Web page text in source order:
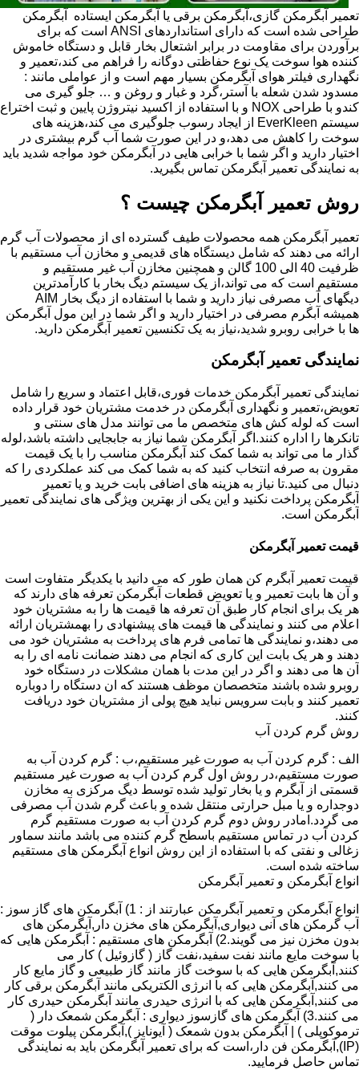
تعمیر آبگرمکن گازی،آبگرمکن برقی یا آبگرمکن ایستاده ​ آبگرمکن
طراحی شده است که دارای استانداردهای ANSI است که برای
برآوردن برای مقاومت در برابر اشتعال بخار قابل و دستگاه خاموش
کننده هوا سوخت یک نوع حفاظتی دوگانه را فراهم می کند،تعمیر و
نگهداری فیلتر هوای آبگرمکن بسیار مهم است و از عواملی مانند :
مسدود شدن شعله با آستر،گرد و غبار و روغن و … جلو گیری می
کندو با طراحی NOX و با استفاده از اکسید نیتروژن پایین و ثبت اختراع
سیستم EverKleen از ایجاد رسوب جلوگیری می کند،هزینه های
سوخت را کاهش می دهد،و در این صورت شما آب گرم بیشتری در
اختیار دارید و اگر شما با خرابی هایی در آبگرمکن خود مواجه شدید باید
به نمایندگی تعمیر آبگرمکن تماس بگیرید.
روش تعمیر آبگرمکن چیست ؟
تعمیر آبگرمکن همه محصولات طیف گسترده ای از محصولات آب گرم
ارائه می دهند که شامل دیستگاه های قدیمی و مخازن آب مستقیم با
ظرفیت 40 الی 100 گالن و همچنین مخازن آب غیر مستقیم و
مستقیم است که می تواند،از یک سیستم دیگ بخار با کارآمدترین
دیگهای آب مصرفی نیاز دارید و شما با استفاده از دیگ بخار AIM
همیشه آبگرم مصرفی در اختیار دارید و اگر شما در این مول آبگرمکن
ها با خرابی روبرو شدید،نیاز به یک تکنسین تعمیر آبگرمکن دارید.
نمایندگی تعمیر آبگرمکن
نمایندگی تعمیر آبگرمکن خدمات فوری،قابل اعتماد و سریع را شامل
تعویض،تعمیر و نگهداری آبگرمکن در خدمت مشتریان خود قرار داده
است که لوله کش های متخصص ما می توانند مدل های سنتی و
تانکرها را اداره کنند.اگر آبگرمکن شما نیاز به جابجایی داشته باشد،لوله
گذار ما می تواند به شما کمک کند آبگرمکن مناسب را با یک قیمت
مقرون به صرفه انتخاب کنید که به شما کمک می کند عملکردی را که
دنبال می کنید.تا نیاز به هزینه های اضافی بابت خرید و یا تعمیر
آبگرمکن پرداخت نکنید و این یکی از بهترین ویژگی های نمایندگی تعمیر
آبگرمکن است.
قیمت تعمیر آبگرمکن
قیمت تعمیر آبگرم کن همان طور که می دانید با یکدیگر متفاوت است
و آن ها بابت تعمیر و یا تعویض قطعات آبگرمکن تعرفه های دارند که
هر یک برای انجام کار طبق آن تعرفه ها قیمت ها را به مشتریان خود
اعلام می کنند و نمایندگی ها قیمت های پیشنهادی را بهمشتریان ارائه
می دهند،و نمایندگی ها تمامی فرم های پرداخت به مشتریان خود می
دهند و هر یک بابت این کاری که انجام می دهند ضمانت نامه ای را به
آن ها می دهند و اگر در این مدت با همان مشکلات در دستگاه خود
روبرو شده باشند متخصصان موظف هستند که ان دستگاه را دوباره
تعمیر کنند و بابت سرویس نباید هیچ پولی از مشتریان خود دریافت
کنند.
روش گرم کردن آب
الف : گرم کردن آب به صورت غیر مستقیم،ب : گرم کردن آب به
صورت مستقیم،در روش اول گرم کردن آب به صورت غیر مستقیم
قسمتی از آبگرم و یا بخار تولید شده توسط دیگ مرکزی به مخازن
دوجداره و یا مبل حرارتی منتقل شده و باعث گرم شدن آب مصرفی
می گردد.امادر روش دوم گرم کردن آب به صورت مستقیم گرم
کردن آب در تماس مستقیم باسطح گرم کننده می باشد مانند سماور
زغالی و نفتی که با استفاده از این روش انواع آبگرمکن های مستقیم
ساخته شده است.
انواع آبگرمکن و تعمیر آبگرمکن
انواع آبگرمکن و تعمیر آبگرمکن عبارتند از : 1) آبگرمکن های گاز سوز :
آب گرمکن های آنی دیواری,آبگرمکن های مخزن دار,آبگرمکن های
بدون مخزن نیز می گویند.2) آبگرمکن های مستقیم : آبگرمکن هایی که
با سوخت مایع مانند نفت سفید،نفت گاز ( گازوئیل ) کار می
کنند,آبگرمکن هایی که با سوخت گاز مانند گاز طبیعی و گاز مایع کار
می کنند,آبگرمکن هایی که با انرژی الکتریکی مانند آبگرمکن برقی کار
می کنند,آبگرمکن هایی که با انرژی حیدری مانند آبگرمکن حیدری کار
می کنند.3) آبگرمکن های گازسوز دیواری : آبگرمکن شمعک دار (
ترموکوپلی ) | آبگرمکن بدون شمعک ( آیونایز ),آبگرمکن پیلوت موقت
(IP),آبگرمکن فن دار،است که برای تعمیر آبگرمکن باید به نمایندگی
تماس حاصل فرمایید.